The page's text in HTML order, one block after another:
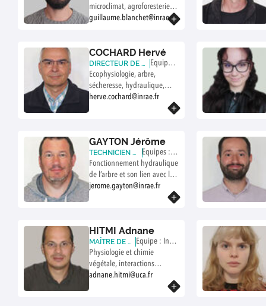
microclimat, agroforesterie,
modélisation
guillaume.blanchet@inrae.fr
COCHARD Hervé
DIRECTEUR DE R
ECHERCHE (INRA
E)
Equipe :
Thermea
u
Ecophysiologie, arbre,
sécheresse, hydraulique,
modélisation
herve.cochard@inrae.fr
GAYTON Jérôme
TECHNICIEN D
E RECHERCHE
(INRAE)
Equipes : M
eca et Ther
meau
Fonctionnement hydraulique
de l’arbre et son lien avec la
sécheresse
jerome.gayton@inrae.fr
HITMI Adnane
MAÎTRE DE C
ONFÉRENCES
(UCA)
Equipe : Inter
actions et The
rmeau
Physiologie et chimie
végétale, interactions
biostimulants, plantes
adnane.hitmi@uca.fr